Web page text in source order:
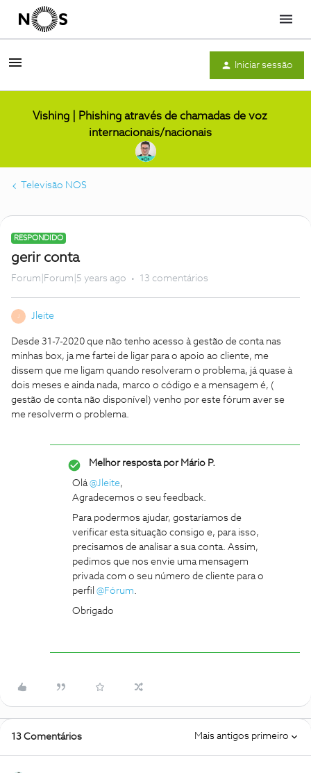
Menu
Iniciar sessão
Vishing | Phishing através de chamadas de voz
internacionais/nacionais
Televisão NOS
RESPONDIDO
gerir conta
Forum|Forum|5 years ago 13 comentários
Jleite
Desde 31-7-2020 que não tenho acesso à gestão de conta nas
minhas box, ja me fartei de ligar para o apoio ao cliente, me
dissem que me ligam quando resolveram o problema, já quase à
dois meses e ainda nada, marco o código e a mensagem é, (
gestão de conta não disponível) venho por este fórum aver se
me resolverm o problema.
Melhor resposta porMário P.
Olá@Jleite,
Agradecemos o seu feedback.
Para podermos ajudar, gostaríamos de
verificar esta situação consigo e, para isso,
precisamos de analisar a sua conta. Assim,
pedimos que nos envie uma mensagem
privada com o seu número de cliente para o
perfil @Fórum.
Obrigado
13 Comentários Mais antigos primeiro